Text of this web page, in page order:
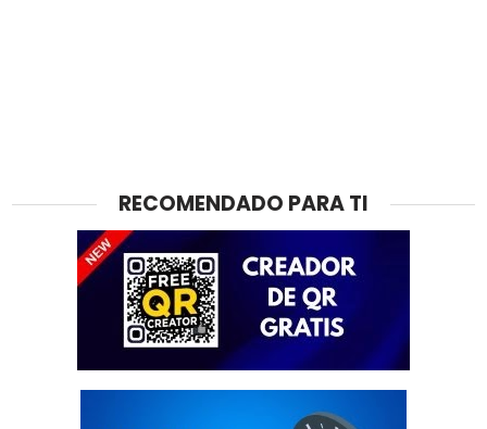
RECOMENDADO PARA TI